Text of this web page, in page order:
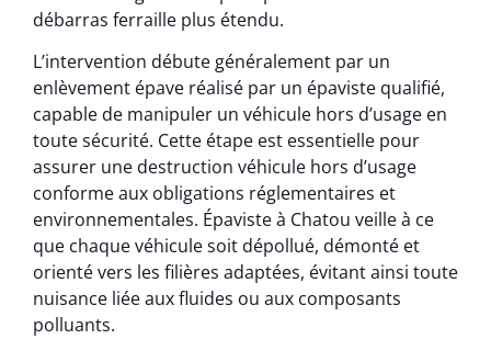
débarras ferraille plus étendu.
L’intervention débute généralement par un
enlèvement épave réalisé par un épaviste qualifié,
capable de manipuler un véhicule hors d’usage en
toute sécurité. Cette étape est essentielle pour
assurer une destruction véhicule hors d’usage
conforme aux obligations réglementaires et
environnementales. Épaviste à Chatou veille à ce
que chaque véhicule soit dépollué, démonté et
orienté vers les filières adaptées, évitant ainsi toute
nuisance liée aux fluides ou aux composants
polluants.